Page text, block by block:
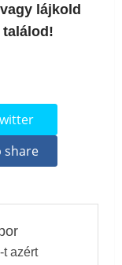
lájkold
találod!
share
t azért